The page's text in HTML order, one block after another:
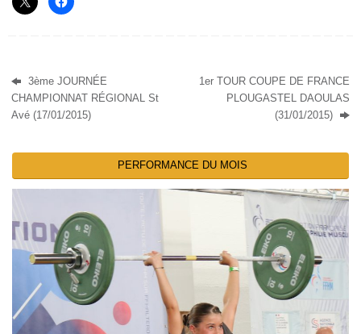
3ème JOURNÉE
CHAMPIONNAT RÉGIONAL St
Avé (17/01/2015)
1er TOUR COUPE DE FRANCE
PLOUGASTEL DAOULAS
(31/01/2015)
PERFORMANCE DU MOIS